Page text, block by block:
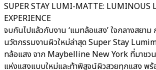
SUPER STAY LUMI-MATTE: LUMINOUS
EXPERIENCE
จบกันไปแล้วกับงาน ‘แมทล้อแสง’ ใจกลางสยาม
นวัตกรรมงานผิวใหม่ล่าสุด Super Stay
ทล้อแสง จาก Maybelline New York ที่มาชว
แห่งแสงแบบใหม่และท้าพิสูจน์ผิวสวยทุกแสง พ